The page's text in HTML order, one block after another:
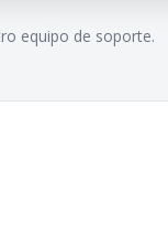
equipo de soporte.